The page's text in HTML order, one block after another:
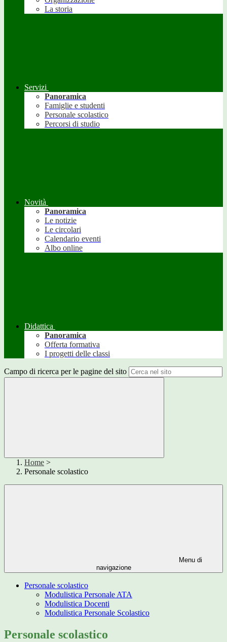
La storia
Servizi
Panoramica
Famiglie e studenti
Personale scolastico
Percorsi di studio
Novità
Panoramica
Le notizie
Le circolari
Calendario eventi
Albo online
Didattica
Panoramica
Offerta formativa
I progetti delle classi
Campo di ricerca per le pagine del sito
Home >
Personale scolastico
Menu di
navigazione
Personale scolastico
Modulistica Personale ATA
Modulistica Docenti
Modulistica Personale Scolastico
Personale scolastico